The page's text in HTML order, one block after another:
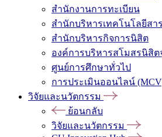
สำนักงานการทะเบียน
สำนักบริหารเทคโนโลยีสา
สำนักบริหารกิจการนิสิต
องค์การบริหารสโมสรนิสิต
ศูนย์การศึกษาทั่วไป
การประเมินออนไลน์
วิจัยและนวัตกรรม
ย้อนกลับ
วิจัยและนวัตกรรม